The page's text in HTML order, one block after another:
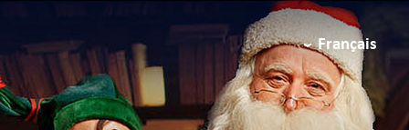
Français